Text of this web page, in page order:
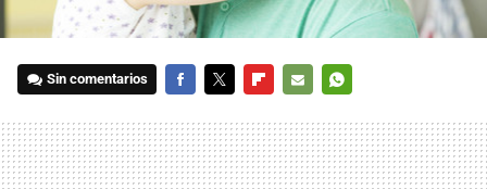
Sin comentarios
MAIL